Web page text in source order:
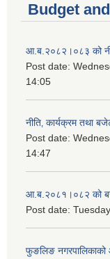
Budget
आ.ब.२०८२।०८३ को
Post date:
14:05
नीति‚ कार्यक्रम तथा
Post date:
14:47
आ.ब.२०८१।०८२ को
Post date:
फुङलिङ